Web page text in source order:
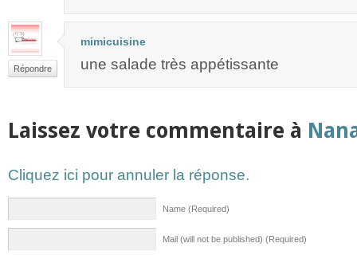
Répondre
mimicuisine
une salade très appétissante
Laissez votre commentaire à
Cliquez ici pour annuler la réponse.
Name (Required)
Mail (will not be published) (Required)